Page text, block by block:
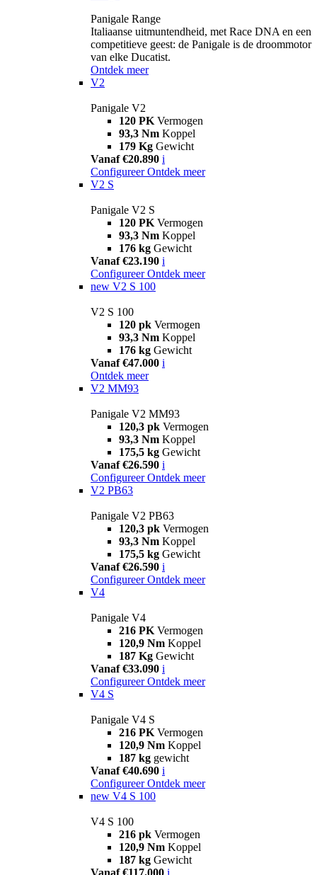
Panigale Range
Italiaanse uitmuntendheid, met Race DNA en een
competitieve geest: de Panigale is de droommotor
van elke Ducatist.
Ontdek meer
V2
Panigale V2
120 PK Vermogen
93,3 Nm Koppel
179 Kg Gewicht
Vanaf €20.890 i
Configureer Ontdek meer
V2 S
Panigale V2 S
120 PK Vermogen
93,3 Nm Koppel
176 kg Gewicht
Vanaf €23.190 i
Configureer Ontdek meer
new V2 S 100
V2 S 100
120 pk Vermogen
93,3 Nm Koppel
176 kg Gewicht
Vanaf €47.000 i
Ontdek meer
V2 MM93
Panigale V2 MM93
120,3 pk Vermogen
93,3 Nm Koppel
175,5 kg Gewicht
Vanaf €26.590 i
Configureer Ontdek meer
V2 PB63
Panigale V2 PB63
120,3 pk Vermogen
93,3 Nm Koppel
175,5 kg Gewicht
Vanaf €26.590 i
Configureer Ontdek meer
V4
Panigale V4
216 PK Vermogen
120,9 Nm Koppel
187 Kg Gewicht
Vanaf €33.090 i
Configureer Ontdek meer
V4 S
Panigale V4 S
216 PK Vermogen
120,9 Nm Koppel
187 kg gewicht
Vanaf €40.690 i
Configureer Ontdek meer
new V4 S 100
V4 S 100
216 pk Vermogen
120,9 Nm Koppel
187 kg Gewicht
Vanaf €117.000 i